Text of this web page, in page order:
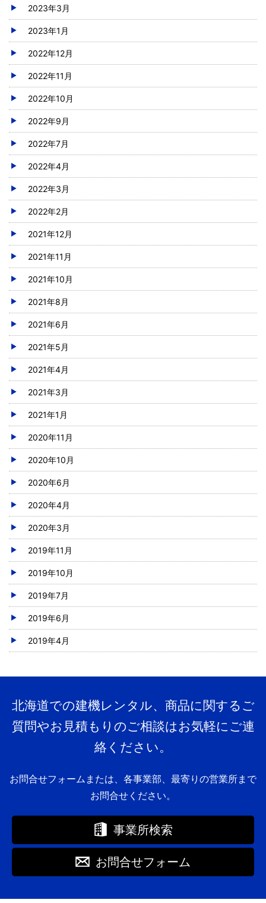
2023年3月
2023年1月
2022年12月
2022年11月
2022年10月
2022年9月
2022年7月
2022年4月
2022年3月
2022年2月
2021年12月
2021年11月
2021年10月
2021年8月
2021年6月
2021年5月
2021年4月
2021年3月
2021年1月
2020年11月
2020年10月
2020年6月
2020年4月
2020年3月
2019年11月
2019年10月
2019年7月
2019年6月
2019年4月
北海道での建機レンタル、商品に関するご
質問やお見積もりのご相談はお気軽にご連
絡ください。
お問合せフォームまたは、各事業部、最寄りの営業所まで
お問合せください。
事業所検索
お問合せフォーム